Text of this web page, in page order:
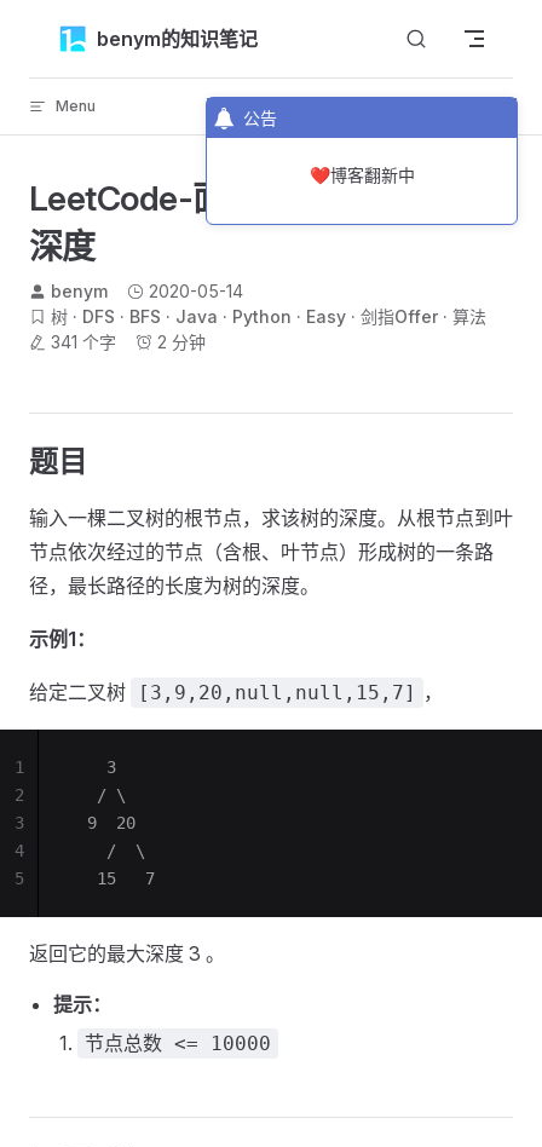
公告
❤️博客翻新中
Skip to contentbenym的知识笔记
Menu 返回顶部
LeetCode-面试题55-1-二叉树的
深度
benym
2020-05-14
树
DFS BFS Java Python Easy 剑指Offer
算法
341 个字
2 分钟
题目
输入一棵二叉树的根节点，求该树的深度。从根节点到叶
节点依次经过的节点（含根、叶节点）形成树的一条路
径，最长路径的长度为树的深度。
示例1：
给定二叉树 [3,9,20,null,null,15,7] ，
    3
   / \
  9  20
    /  \
   15   7
1
2
3
4
5
返回它的最大深度 3 。
提示：
节点总数 <= 10000